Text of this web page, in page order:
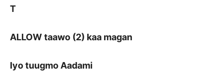
T
ALLOW taawo (2) kaa magan
Iyo tuugmo Aadami